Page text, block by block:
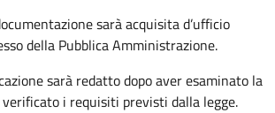
sarà acquisita d’ufficio
della Pubblica Amministrazione.
sarà redatto dopo aver esaminato la
i requisiti previsti dalla legge.